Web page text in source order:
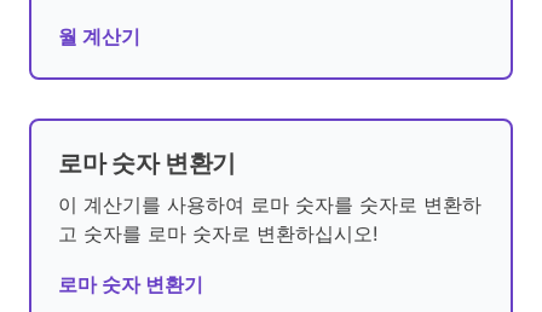
월 계산기
로마 숫자 변환기
이 계산기를 사용하여 로마 숫자를 숫자로 변환하
고 숫자를 로마 숫자로 변환하십시오!
로마 숫자 변환기